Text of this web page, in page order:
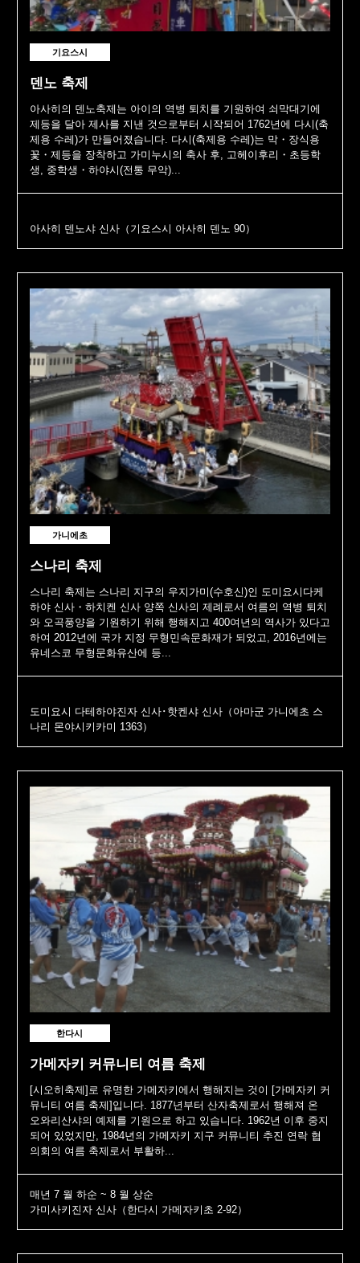
기요스시
덴노 축제
아사히의 덴노축제는 아이의 역병 퇴치를 기원하여 쇠막대기에
제등을 달아 제사를 지낸 것으로부터 시작되어 1762년에 다시(축
제용 수레)가 만들어졌습니다. 다시(축제용 수레)는 막・장식용
꽃・제등을 장착하고 가미누시의 축사 후, 고헤이후리・초등학
생, 중학생・하야시(전통 무악)...
아사히 덴노샤 신사（기요스시 아사히 덴노 90）
가니에초
스나리 축제
스나리 축제는 스나리 지구의 우지가미(수호신)인 도미요시다케
하야 신사・하치켄 신사 양쪽 신사의 제례로서 여름의 역병 퇴치
와 오곡풍양을 기원하기 위해 행해지고 400여년의 역사가 있다고
하여 2012년에 국가 지정 무형민속문화재가 되었고, 2016년에는
유네스코 무형문화유산에 등...
도미요시 다테하야진자 신사･핫켄샤 신사（아마군 가니에초 스
나리 몬야시키카미 1363）
한다시
가메자키 커뮤니티 여름 축제
[시오히축제]로 유명한 가메자키에서 행해지는 것이 [가메자키 커
뮤니티 여름 축제]입니다. 1877년부터 산자축제로서 행해져 온
오와리산샤의 예제를 기원으로 하고 있습니다. 1962년 이후 중지
되어 있었지만, 1984년의 가메자키 지구 커뮤니티 추진 연락 협
의회의 여름 축제로서 부활하...
매년 7 월 하순 ~ 8 월 상순
가미사키진자 신사（한다시 가메자키초 2-92）